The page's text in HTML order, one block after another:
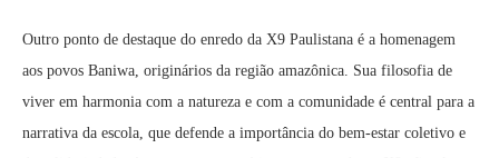
Outro ponto de destaque do enredo da X9 Paulistana é a homenagem
aos povos Baniwa, originários da região amazônica. Sua filosofia de
viver em harmonia com a natureza e com a comunidade é central para a
narrativa da escola, que defende a importância do bem-estar coletivo e